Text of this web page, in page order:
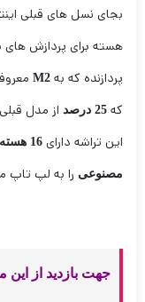
بجای نسل های قبلی
پردازنده که به M2
که 25 درصد
این تراشه دارای 16 هسته پردازش عصبی
مصنوعی را به لپ تاپ
جهت بازدید از